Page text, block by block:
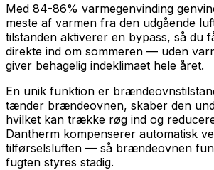
Med 84-86% varmegenvinding
meste af varmen fra den udgående
tilstanden aktiverer en bypass, så du
direkte ind om sommeren — uden
giver behagelig indeklimaet hele året.
En unik funktion er
tænder brændeovnen, skaber den
hvilket kan trække røg ind og
Dantherm kompenserer automatisk
tilførselsluften — så brændeovnen
fugten styres stadig.